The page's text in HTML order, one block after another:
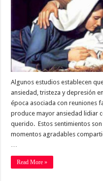
Algunos estudios establecen
ansiedad, tristeza y depresión
época asociada con reuniones
produce mayor ansiedad lidiar
querido. Estos sentimientos
momentos agradables
Read More »